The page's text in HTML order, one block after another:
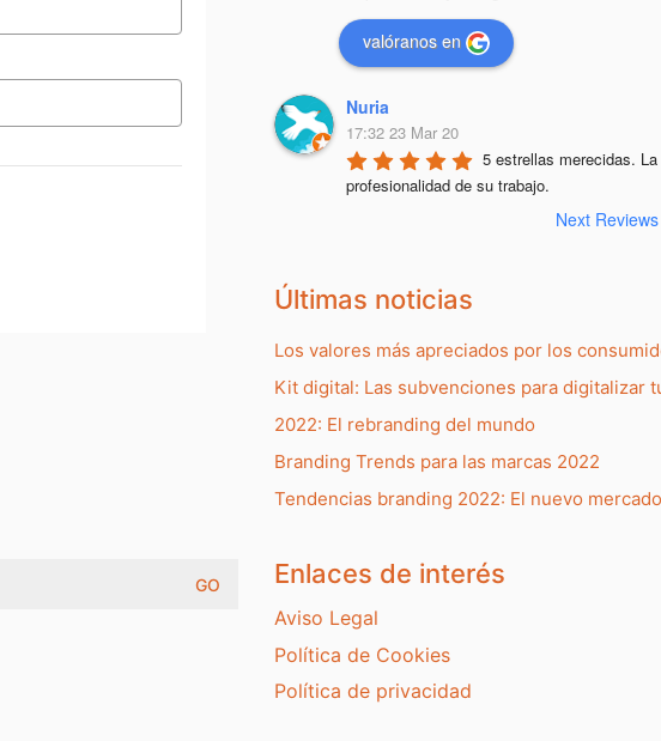
valóranos en
Nuria
17:32 23 Mar 20
5 estrellas merecidas.
profesionalidad de su trabajo.
Next Reviews
Últimas noticias
Los valores más apreciados por los
Kit digital: Las subvenciones para digitalizar
2022: El rebranding del mundo
Branding Trends para las marcas 2022
Tendencias branding 2022: El nuevo mercado
Enlaces de interés
Aviso Legal
Política de Cookies
Política de privacidad